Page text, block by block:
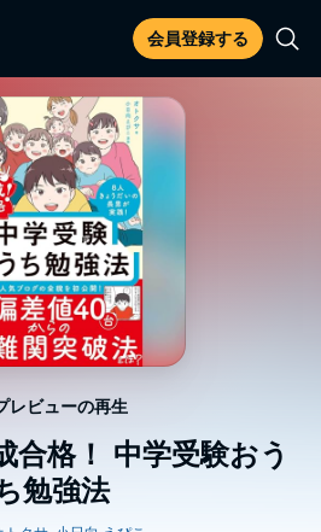
会員登録する
合格！ 中学受験おう
勉強法
レビューの再生